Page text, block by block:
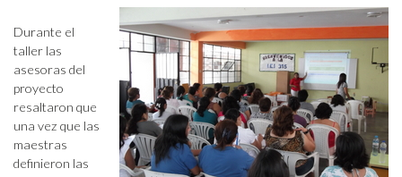
Durante el
taller las
asesoras del
proyecto
resaltaron que
una vez que las
maestras
definieron las